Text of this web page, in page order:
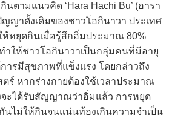
ามแนวคิด ‘Hara Hachi Bu’ (ฮารา
ญาดั้งเดิมของชาวโอกินาวา ประเทศ
หยุดกินเมื่อรู้สึกอิ่มประมาณ 80%
ให้ชาวโอกินาวาเป็นกลุ่มคนที่มีอายุ
ารมีสุขภาพที่แข็งแรง โดยกล่าวถึง
ร์ หากร่างกายต้องใช้เวลาประมาณ
จะได้รับสัญญาณว่าอิ่มแล้ว การหยุด
นไม่ให้กินจนแน่นท้องเกินความจำเป็น